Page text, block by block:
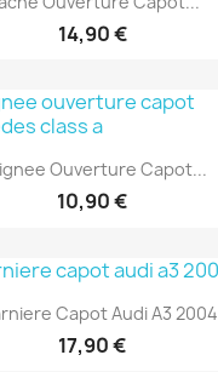
14,90 €
Ouverture Capot...
10,90 €
Capot Audi A3 2004
17,90 €